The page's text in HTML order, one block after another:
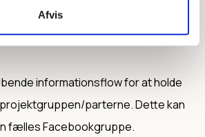
Afvis
informationsflow for at holde
parterne. Dette kan
fælles Facebookgruppe.